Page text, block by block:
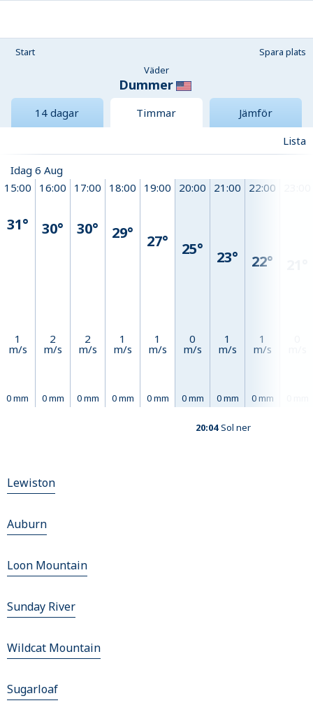
Start
Spara plats
Väder
Dummer
14 dagar Timmar
Jämför
Lista
Idag 6 Aug
15:00
31°
1
m/s
0 mm
16:00
30°
2
m/s
0 mm
17:00
30°
2
m/s
0 mm
18:00
29°
1
m/s
0 mm
19:00
27°
1
m/s
0 mm
20:00
25°
0
m/s
0 mm
21:00
23°
1
m/s
0 mm
22:00
22°
1
m/s
0 mm
20:04 Sol ner
Lewiston
Auburn
Loon Mountain
Sunday River
Wildcat Mountain
Sugarloaf